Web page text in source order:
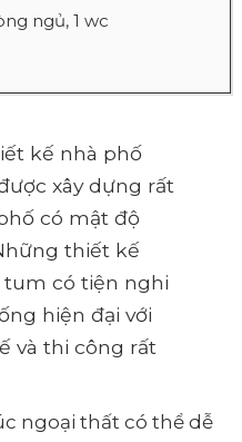
ngủ, 1 wc
kế nhà phố
xây dựng rất
có mật độ
thiết kế
tum có tiện nghi
hiện đại với
và thi công rất
ngoại thất có thể dễ